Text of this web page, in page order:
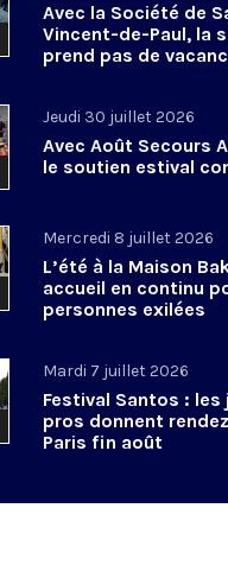
Avec la Société de
Vincent-de-Paul, la
prend pas de
Jeudi 30 juillet 2026
Avec Août Secours
le soutien estival
Mercredi 8 juillet 2026
L’été à la Maison
accueil en continu
personnes exilées
Mardi 7 juillet 2026
Festival Santos : les
pros donnent
Paris fin août